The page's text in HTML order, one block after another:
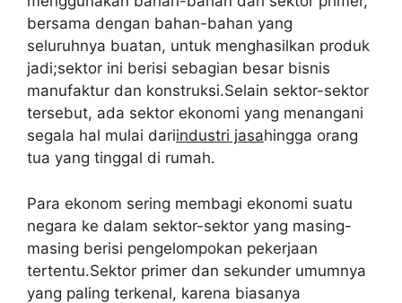
bersama dengan bahan-bahan yang
seluruhnya buatan, untuk menghasilkan produk
jadi;sektor ini berisi sebagian besar bisnis
manufaktur dan konstruksi.Selain sektor-sektor
tersebut, ada sektor ekonomi yang menangani
segala hal mulai dariindustri jasahingga orang
tua yang tinggal di rumah.
Para ekonom sering membagi ekonomi suatu
negara ke dalam sektor-sektor yang masing-
masing berisi pengelompokan pekerjaan
tertentu.Sektor primer dan sekunder umumnya
yang paling terkenal, karena biasanya